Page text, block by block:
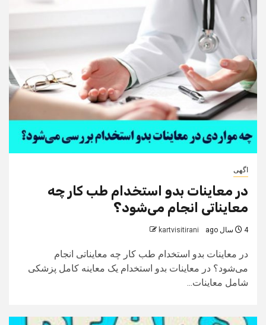
اگهی
در معاینات بدو استخدام طب کار چه
معایناتی انجام می‌شود؟
4 سال ago kartvisitirani
در معاینات بدو استخدام طب کار چه معایناتی انجام
می‌شود؟ در معاینات بدو استخدام یک معاینه کامل پزشکی
شامل معاینات...